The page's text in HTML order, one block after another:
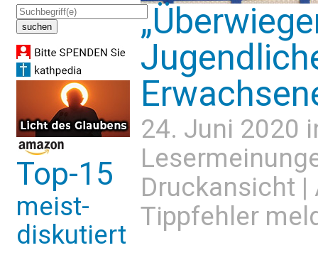
Top-15
meist-
diskutiert
24. Juni 2020
Druckansicht |
Tippfehler